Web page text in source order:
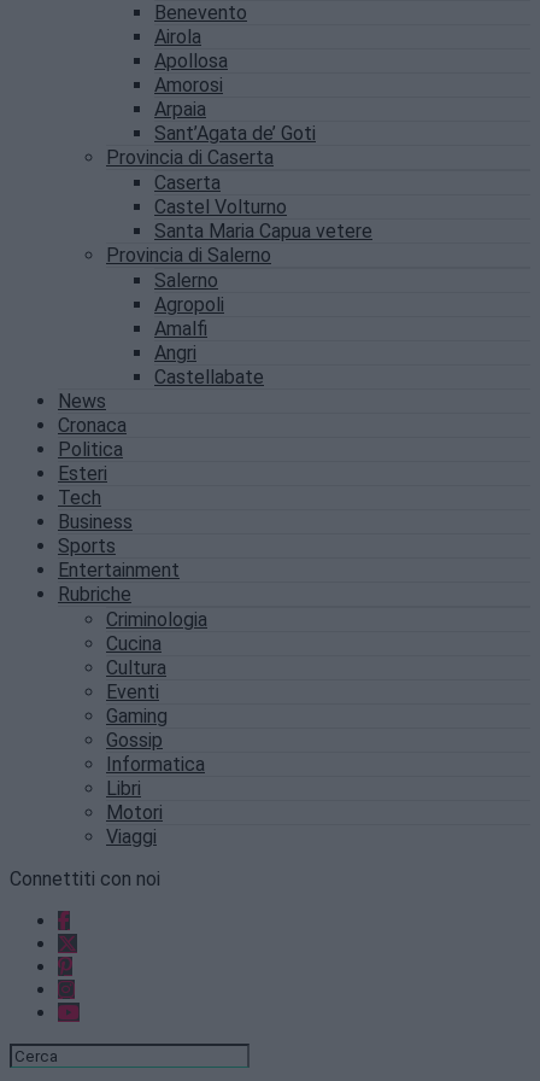
Benevento
Airola
Apollosa
Amorosi
Arpaia
Sant’Agata de’ Goti
Provincia di Caserta
Caserta
Castel Volturno
Santa Maria Capua vetere
Provincia di Salerno
Salerno
Agropoli
Amalfi
Angri
Castellabate
News
Cronaca
Politica
Esteri
Tech
Business
Sports
Entertainment
Rubriche
Criminologia
Cucina
Cultura
Eventi
Gaming
Gossip
Informatica
Libri
Motori
Viaggi
Connettiti con noi